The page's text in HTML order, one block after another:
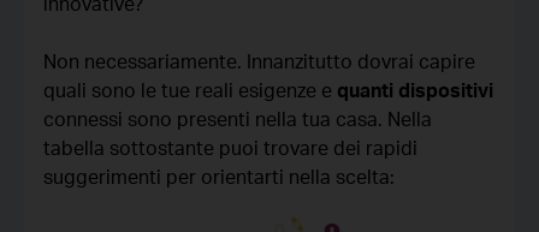
Non necessariamente. Innanzitutto dovrai capire
quali sono le tue reali esigenze e quanti dispositivi
connessi sono presenti nella tua casa. Nella
tabella sottostante puoi trovare dei rapidi
suggerimenti per orientarti nella scelta: